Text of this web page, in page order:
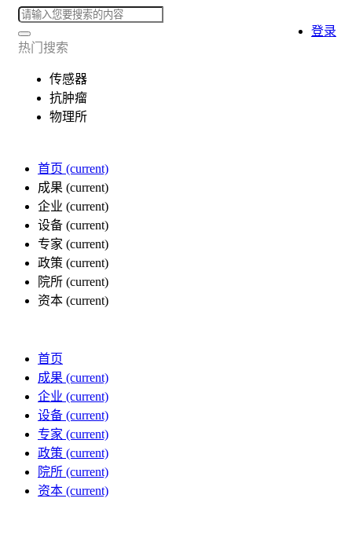
热门搜索
传感器
抗肿瘤
物理所
首页 (current)
成果 (current)
企业 (current)
设备 (current)
专家 (current)
政策 (current)
院所 (current)
资本 (current)
登录
首页
成果 (current)
企业 (current)
设备 (current)
专家 (current)
政策 (current)
院所 (current)
资本 (current)